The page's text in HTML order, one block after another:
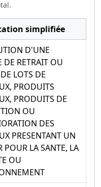
simplifiée
D'UNE
DE RETRAIT OU
LOTS DE
PRODUITS
PRODUITS DE
OU
DES
PRESENTANT UN
POUR LA SANTE, LA
OU